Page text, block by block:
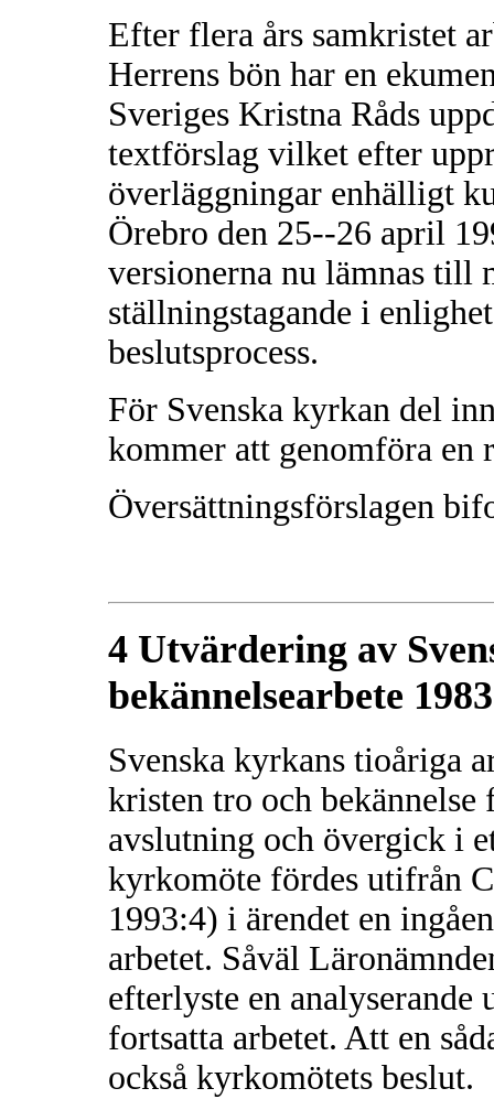
Efter flera års samkristet
Herrens bön har en
Sveriges Kristna Råds
textförslag vilket efter
överläggningar enhälligt
Örebro den 25--26 april
versionerna nu lämnas till
ställningstagande i
beslutsprocess.
För Svenska kyrkan del
kommer att genomföra en
Översättningsförslagen
4 Utvärdering av
bekännelsearbete
Svenska kyrkans tioåriga
kristen tro och
avslutning och övergick i
kyrkomöte fördes utifrån
1993:4) i ärendet en
arbetet. Såväl
efterlyste en
fortsatta arbetet. Att en
också kyrkomötets beslut.